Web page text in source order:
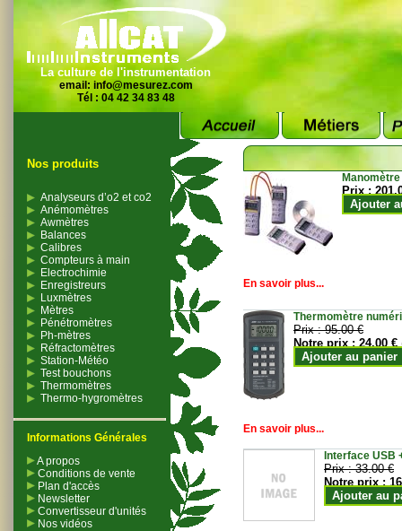
La culture de l'instrumentation
email: info@mesurez.com
Tél : 04 42 34 83 48
Nos produits
Analyseurs d’o2 et co2
Anémomètres
Awmètres
Balances
Calibres
Compteurs à main
Electrochimie
Enregistreurs
Luxmètres
Mètres
Pénétromètres
Ph-mètres
Réfractomètres
Station-Météo
Test bouchons
Thermomètres
Thermo-hygromètres
Informations Générales
A propos
Conditions de vente
Plan d'accès
Newsletter
Convertisseur d'unités
Nos vidéos
Prix :
Ajouter
En savoir plus...
Thermomètre
Prix :95.00 €
Notre prix :24.00 €
Ajouter au panier
En savoir plus...
Interface USB
Prix :33.00 €
Notre prix :
Ajouter au